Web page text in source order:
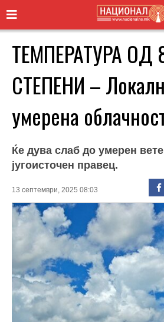
ТЕМПЕРАТУРА ОД
СТЕПЕНИ –
умерена
Ќе дува слаб до умерен
југоисточен правец.
13 септември, 2025 08:03